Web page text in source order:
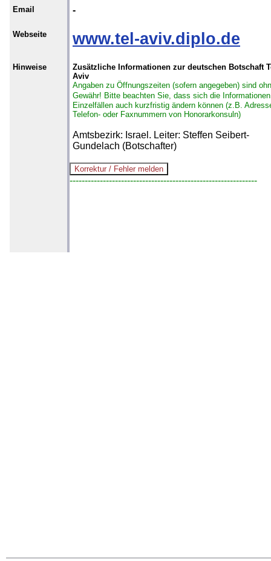
Email -
Webseite www.tel-aviv.diplo.de
Hinweise
Zusätzliche Informationen zur deutschen Botschaft
Aviv
Angaben zu Öffnungszeiten (sofern angegeben) sind
Gewähr! Bitte beachten Sie, dass sich die
Einzelfällen auch kurzfristig ändern können (z.B.
Telefon- oder Faxnummern von Honorarkonsuln)
Amtsbezirk: Israel. Leiter: Steffen Seibert-
Gundelach (Botschafter)
--------------------------------------------------------------